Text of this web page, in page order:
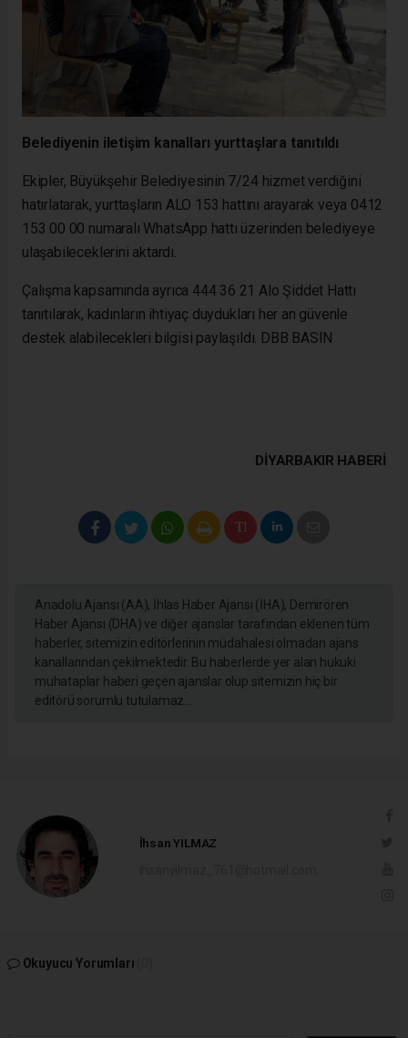
Belediyenin iletişim kanalları yurttaşlara tanıtıldı
Ekipler, Büyükşehir Belediyesinin 7/24 hizmet verdiğini
hatırlatarak, yurttaşların ALO 153 hattını arayarak veya 0412
153 00 00 numaralı WhatsApp hattı üzerinden belediyeye
ulaşabileceklerini aktardı.
Çalışma kapsamında ayrıca 444 36 21 Alo Şiddet Hattı
tanıtılarak, kadınların ihtiyaç duydukları her an güvenle
destek alabilecekleri bilgisi paylaşıldı. DBB BASIN
DIYARBAKIR HABERİ
Anadolu Ajansı (AA), İhlas Haber Ajansı (İHA), Demirören
Haber Ajansı (DHA) ve diğer ajanslar tarafından eklenen tüm
haberler, sitemizin editörlerinin müdahalesi olmadan ajans
kanallarından çekilmektedir. Bu haberlerde yer alan hukuki
muhataplar haberi geçen ajanslar olup sitemizin hiç bir
editörü sorumlu tutulamaz...
İhsan YILMAZ
Okuyucu Yorumları